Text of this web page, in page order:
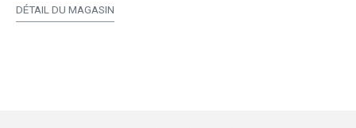
DÉTAIL DU MAGASIN